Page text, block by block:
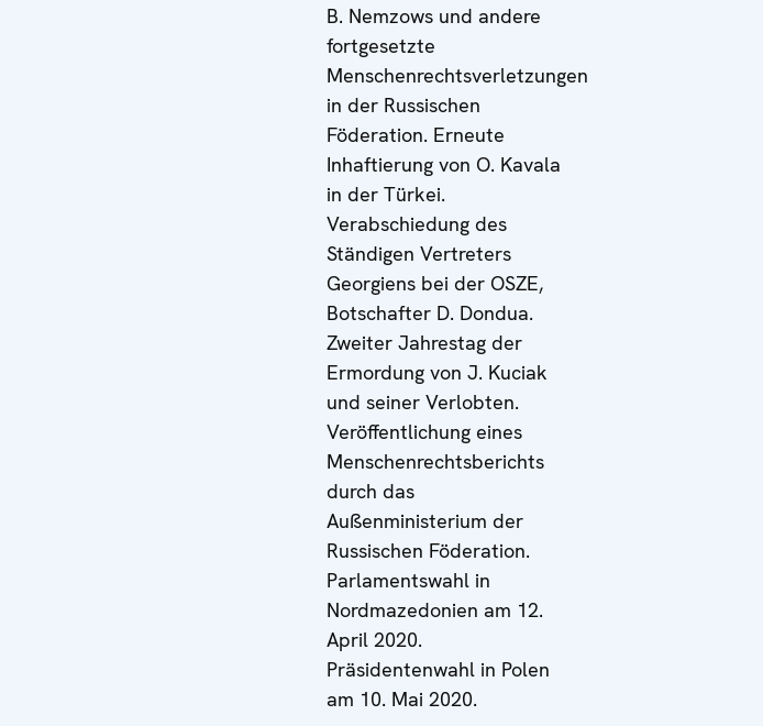
B. Nemzows und andere
fortgesetzte
Menschenrechtsverletzungen
in der Russischen
Föderation. Erneute
Inhaftierung von O. Kavala
in der Türkei.
Verabschiedung des
Ständigen Vertreters
Georgiens bei der OSZE,
Botschafter D. Dondua.
Zweiter Jahrestag der
Ermordung von J. Kuciak
und seiner Verlobten.
Veröffentlichung eines
Menschenrechtsberichts
durch das
Außenministerium der
Russischen Föderation.
Parlamentswahl in
Nordmazedonien am 12.
April 2020.
Präsidentenwahl in Polen
am 10. Mai 2020.